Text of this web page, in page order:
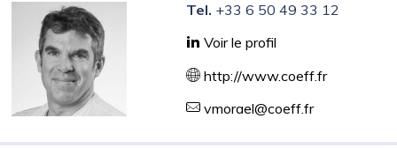
Tel. +33 6 50 49 33 12
Voir le profil
http://www.coeff.fr
vmorael@coeff.fr